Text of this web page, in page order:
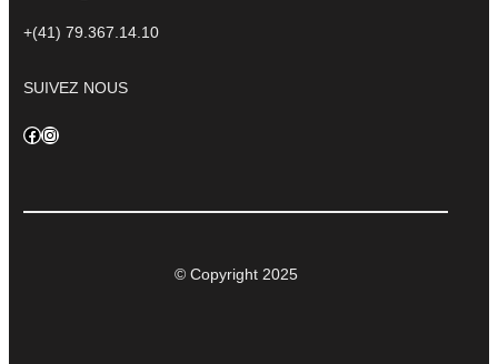
+(41) 79.367.14.10
SUIVEZ NOUS
Facebook Instagram
© Copyright 2025